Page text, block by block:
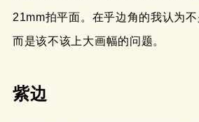
21mm拍平面。在乎边角的我认为不
而是该不该上大画幅的问题。
紫边